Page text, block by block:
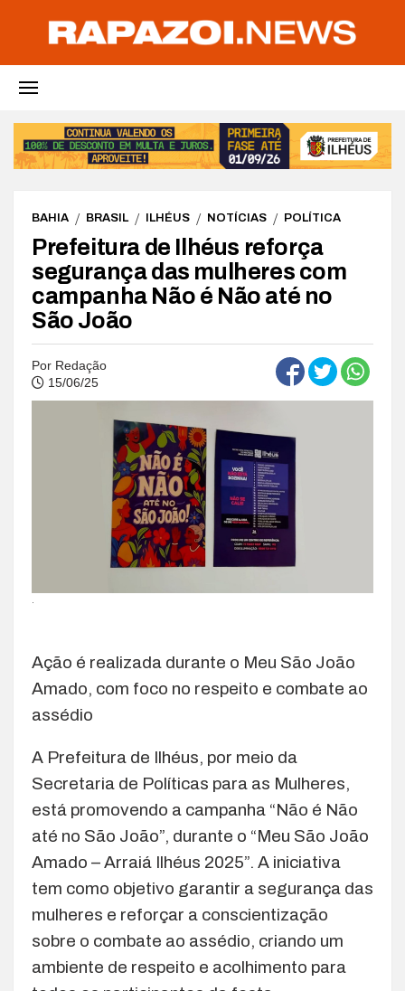
BAHIA BRASIL ILHÉUS NOTÍCIAS POLÍTICA
Prefeitura de Ilhéus reforça
segurança das mulheres com
campanha Não é Não até no
São João
Por Redação
15/06/25
Ação é realizada durante o Meu São João
Amado, com foco no respeito e combate ao
assédio
A Prefeitura de Ilhéus, por meio da
Secretaria de Políticas para as Mulheres,
está promovendo a campanha “Não é Não
até no São João”, durante o “Meu São João
Amado – Arraiá Ilhéus 2025”. A iniciativa
tem como objetivo garantir a segurança das
mulheres e reforçar a conscientização
sobre o combate ao assédio, criando um
ambiente de respeito e acolhimento para